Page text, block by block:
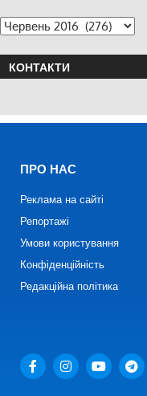
КОНТАКТИ
ПРО НАС
Реклама на сайті
Репортажі
Умови користування
Конфіденційність
Редакційна політика